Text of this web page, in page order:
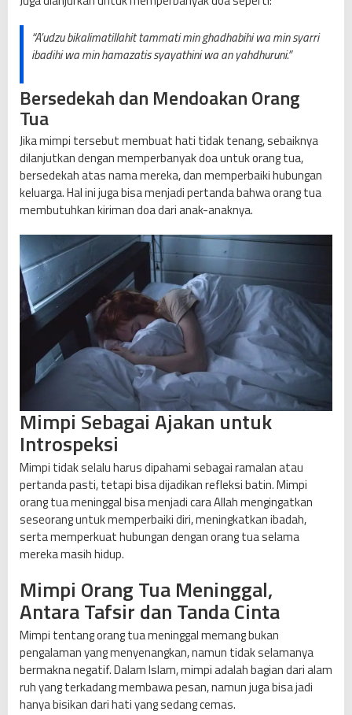
“A’udzu bikalimatillahit tammati min ghadhabihi wa min syarri
ibadihi wa min hamazatis syayathini wa an yahdhuruni.”
Bersedekah dan Mendoakan Orang
Tua
Jika mimpi tersebut membuat hati tidak tenang, sebaiknya
dilanjutkan dengan memperbanyak doa untuk orang tua,
bersedekah atas nama mereka, dan memperbaiki hubungan
keluarga. Hal ini juga bisa menjadi pertanda bahwa orang tua
membutuhkan kiriman doa dari anak-anaknya.
Mimpi Sebagai Ajakan untuk
Introspeksi
Mimpi tidak selalu harus dipahami sebagai ramalan atau
pertanda pasti, tetapi bisa dijadikan refleksi batin. Mimpi
orang tua meninggal bisa menjadi cara Allah mengingatkan
seseorang untuk memperbaiki diri, meningkatkan ibadah,
serta memperkuat hubungan dengan orang tua selama
mereka masih hidup.
Mimpi Orang Tua Meninggal,
Antara Tafsir dan Tanda Cinta
Mimpi tentang orang tua meninggal memang bukan
pengalaman yang menyenangkan, namun tidak selamanya
bermakna negatif. Dalam Islam, mimpi adalah bagian dari alam
ruh yang terkadang membawa pesan, namun juga bisa jadi
hanya bisikan dari hati yang sedang cemas.